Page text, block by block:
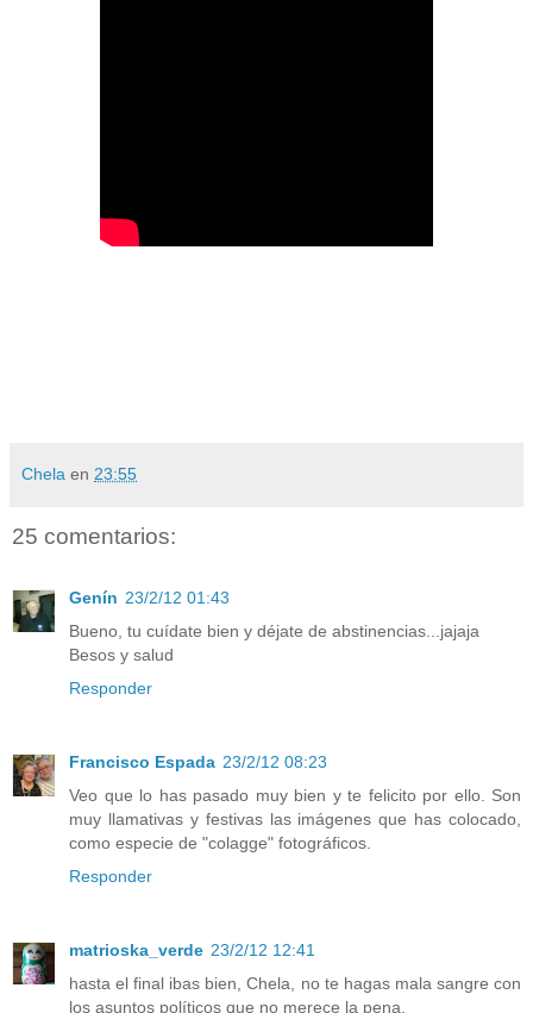
Chela en 23:55
25 comentarios:
Genín 23/2/12 01:43
Bueno, tu cuídate bien y déjate de abstinencias...jajaja
Besos y salud
Responder
Francisco Espada 23/2/12 08:23
Veo que lo has pasado muy bien y te felicito por ello. Son
muy llamativas y festivas las imágenes que has colocado,
como especie de "colagge" fotográficos.
Responder
matrioska_verde 23/2/12 12:41
hasta el final ibas bien, Chela, no te hagas mala sangre con
los asuntos políticos que no merece la pena.